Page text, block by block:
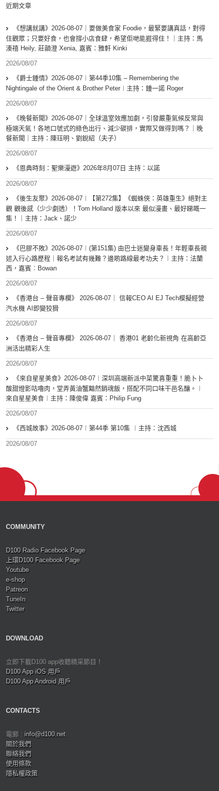
近期文章
《想講就講》2026-08-07｜要做美食家 Foodie，最緊要講真話，對得
住觀眾；只要好食，也會撐小店食肆，希望佢哋能捱得住！｜主持：馬
溱禧 Heily, 莊韻澄 Xenia, 嘉賓：雅軒 Kinki
2026/08/07
《爵士鍾情》2026-08-07︱第44季10集 – Remembering the
Nightingale of the Orient & Brother Peter︱主持：鍾一諾 Roger
2026/08/07
《晚餐新聞》2026-08-07｜全球溫室效應加劇，引發嚴重氣候反常與
極端天氣！各地口號式的綠色出行、減少碳排，實際又做得到嗎？｜晚
餐新聞｜主持：陳珏明、劉銳紹（夫子）
2026/08/07
《恩典時刻：聖樂漫遊》2026年8月07日 主持：以諾
2026/08/07
《後生友聚》2026-08-07︱【第272集】《蜘蛛俠：英雄重生》絕對主
觀 觀後感（少少劇透）！Tom Holland 版本以來 最似漫畫、最好睇嘅一
集！｜主持：Jack、諾少
2026/08/07
《巴膠不敗》2026-08-07︱(第151集) 由巴士迷變身車長！年輕車長親
述入行心路歷程｜報名考試有幾難？邊啲路線最考功夫？︱主持：法蘭
西，嘉賓︰Bowan
2026/08/07
《香港台 – 聲音專欄》 2026-08-07｜ 信報CEO AI EJ Tech模擬經營
汽水機 AI即變狡猾
2026/08/07
《香港台 – 聲音專欄》 2026-08-07｜ 香港01 老齡化新視角 在高齡亞
洲活出精彩人生
2026/08/07
《來自星星美食》2026-08-07︱深圳高端新派中菜驚喜重重！脆卜卜
酸甜燈影咕嚕肉，堂弄黃油蟹黯然銷魂飯，搭配不同口味干邑名釀。︱
來自星星美食︱主持：陳俊偉 嘉賓：Philip Fung
2026/08/07
《西城故事》2026-08-07︱第44季 第10集 ︱主持：沈西城
2026/08/07
COMMUNITY
D100 Radio Facebook Page
上環D100 Facebook Page
Youtube
e-shop
Patreon
TuneIn
Twitter
DOWNLOAD
立即下載D100 app收聽精采節目！
D100 App iOS 用戶
D100 App Android 用戶
CONTACTS
電郵 : info@d100.net
關於我們
聯絡我們
使用條款
隱私權政策